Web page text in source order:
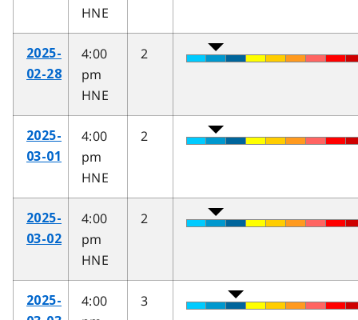
HNE
2025-
02-28
4:00
pm
HNE
2
2025-
03-01
4:00
pm
HNE
2
2025-
03-02
4:00
pm
HNE
2
2025-
4:00
3